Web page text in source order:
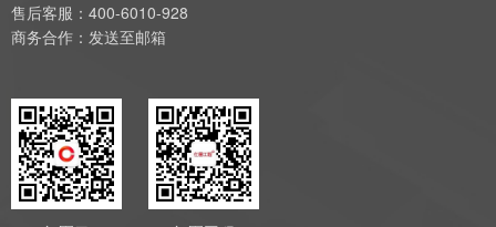
售后客服：400-6010-928
商务合作： 发送至邮箱